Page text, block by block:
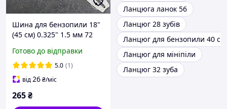
Шина для бензопили 18"
(45 см) 0.325" 1.5 мм 72
Готово до відправки
5.0 (1)
від26₴/міс
265₴
Ланцюга ланок 56
Ланцюг 28 зубів
Ланцюг для бензопили 40 см
Ланцюг для мініпіли
Ланцюг 32 зуба